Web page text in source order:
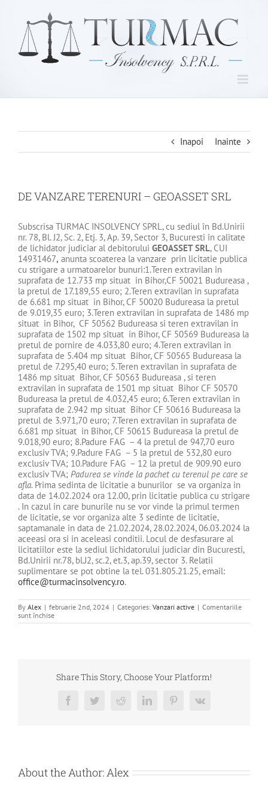
content
Inapoi Inainte
DE VANZARE TERENURI – GEOASSET SRL
Subscrisa TURMAC INSOLVENCY SPRL, cu sediul în Bd.Unirii
nr. 78, Bl. J2, Sc. 2, Etj. 3, Ap. 39, Sector 3, Bucuresti în calitate
de lichidator judiciar al debitorului GEOASSET SRL, CUI
14931467, anunta scoaterea la vanzare prin licitatie publica
cu strigare a urmatoarelor bunuri:1.Teren extravilan in
suprafata de 12.733 mp situat in Bihor,CF 50021 Budureasa ,
la pretul de 17.189,55 euro; 2.Teren extravilan in suprafata
de 6.681 mp situat in Bihor, CF 50020 Budureasa la pretul
de 9.019,35 euro; 3.Teren extravilan in suprafata de 1486 mp
situat in Bihor, CF 50562 Budureasa si teren extravilan in
suprafata de 1502 mp situat in Bihor, CF 50569 Budureasa la
pretul de pornire de 4.033,80 euro; 4.Teren extravilan in
suprafata de 5.404 mp situat Bihor, CF 50565 Budureasa la
pretul de 7.295,40 euro; 5.Teren extravilan in suprafata de
1486 mp situat Bihor, CF 50563 Budureasa , si teren
extravilan in suprafata de 1501 mp situat Bihor CF 50570
Budureasa la pretul de 4.032,45 euro; 6.Teren extravilan in
suprafata de 2.942 mp situat Bihor CF 50616 Budureasa la
pretul de 3.971,70 euro; 7.Teren extravilan in suprafata de
6.681 mp situat in Bihor, CF 50615 Budureasa la pretul de
9.018,90 euro; 8.Padure FAG – 4 la pretul de 947,70 euro
exclusiv TVA; 9.Padure FAG – 5 la pretul de 532,80 euro
exclusiv TVA; 10.Padure FAG – 12 la pretul de 909.90 euro
exclusiv TVA; Padurea se vinde la pachet cu terenul pe care se
afla. Prima sedinta de licitatie a bunurilor se va organiza in
data de 14.02.2024 ora 12.00, prin licitatie publica cu strigare
. In cazul in care bunurile nu se vor vinde la primul termen
de licitatie, se vor organiza alte 3 sedinte de licitatie,
saptamanale in data de 21.02.2024, 28.02.2024, 06.03.2024 la
aceeasi ora si in aceleasi conditii. Locul de desfasurare al
licitatiilor este la sediul lichidatorului judiciar din Bucuresti,
Bd.Unirii nr.78, bl.J2, sc.2, et.3, ap.39, sector 3. Relatii
suplimentare se pot obtine la tel. 031.805.21.25, email:
office@turmacinsolvency.ro.
By Alex | februarie 2nd, 2024 | Categories: Vanzari active | Comentariile
sunt închisepentru
DE
Share This Story, Choose Your Platform!
FacebookTwitterRedditLinkedInPinterest
Vk
About the Author: Alex